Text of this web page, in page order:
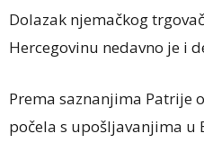
Dolazak njemačkog
Hercegovinu nedavno je i
Prema saznanjima Patrije
počela s upošljavanjima u